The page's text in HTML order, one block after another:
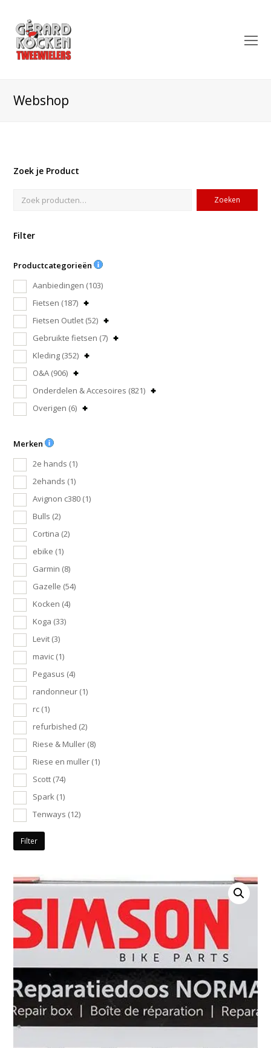
Webshop
Zoek je Product
Zoeken
Filter
Productcategorieën
Aanbiedingen (103)
Fietsen (187)
Fietsen Outlet (52)
Gebruikte fietsen (7)
Kleding (352)
O&A (906)
Onderdelen & Accesoires (821)
Overigen (6)
Merken
2e hands (1)
2ehands (1)
Avignon c380 (1)
Bulls (2)
Cortina (2)
ebike (1)
Garmin (8)
Gazelle (54)
Kocken (4)
Koga (33)
Levit (3)
mavic (1)
Pegasus (4)
randonneur (1)
rc (1)
refurbished (2)
Riese & Muller (8)
Riese en muller (1)
Scott (74)
Spark (1)
Tenways (12)
Filter